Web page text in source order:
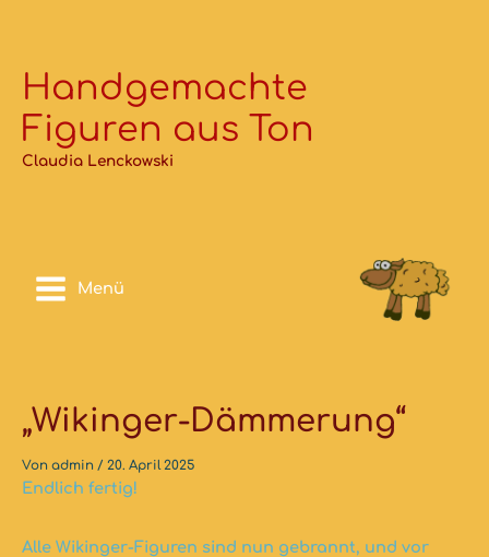
Handgemachte
Figuren aus Ton
Claudia Lenckowski
Menü
„Wikinger-Dämmerung“
Von admin / 20. April 2025
Endlich fertig!
Alle Wikinger-Figuren sind nun gebrannt, und vor